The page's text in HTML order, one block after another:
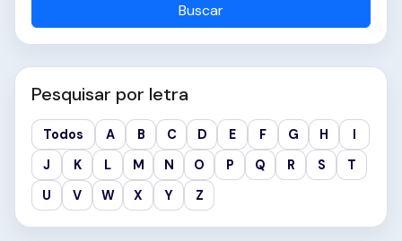
Buscar
Pesquisar por letra
Todos A B C D E F G H
I
J
K L M N O P Q R S
T
U
V W X Y Z